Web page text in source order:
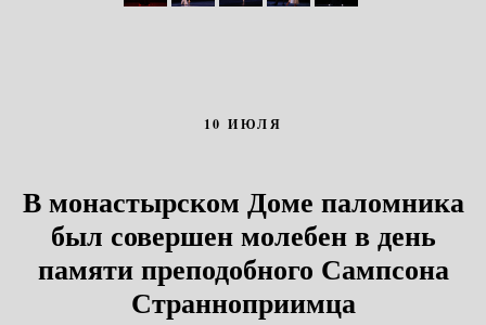
10 ИЮЛЯ
В монастырском Доме паломника
был совершен молебен в день
памяти преподобного Сампсона
Странноприимца